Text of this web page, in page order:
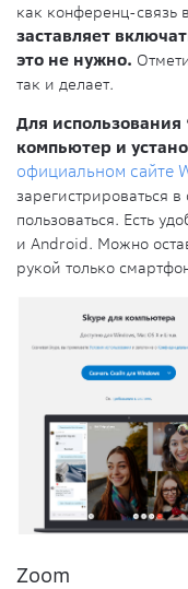
как конференц-связь
заставляет
это не нужно.
так и делает.
Для использования
компьютер и
официальном сайте
зарегистрироваться
пользоваться. Есть
и Android. Можно
рукой только
Zoom